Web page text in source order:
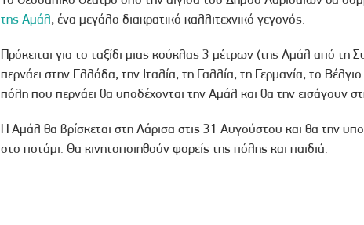
της Αμάλ, ένα μεγάλο διακρατικό καλλιτεχνικό γεγονός.
Πρόκειται για το ταξίδι μιας κούκλας 3 μέτρων (της Αμάλ από τη
περνάει στην Ελλάδα, την Ιταλία, τη Γαλλία, τη Γερμανία, το
πόλη που περνάει θα υποδέχονται την Αμάλ και θα την εισάγουν
Η Αμάλ θα βρίσκεται στη Λάρισα στις 31 Αυγούστου και θα την
στο ποτάμι. Θα κινητοποιηθούν φορείς της πόλης και παιδιά.